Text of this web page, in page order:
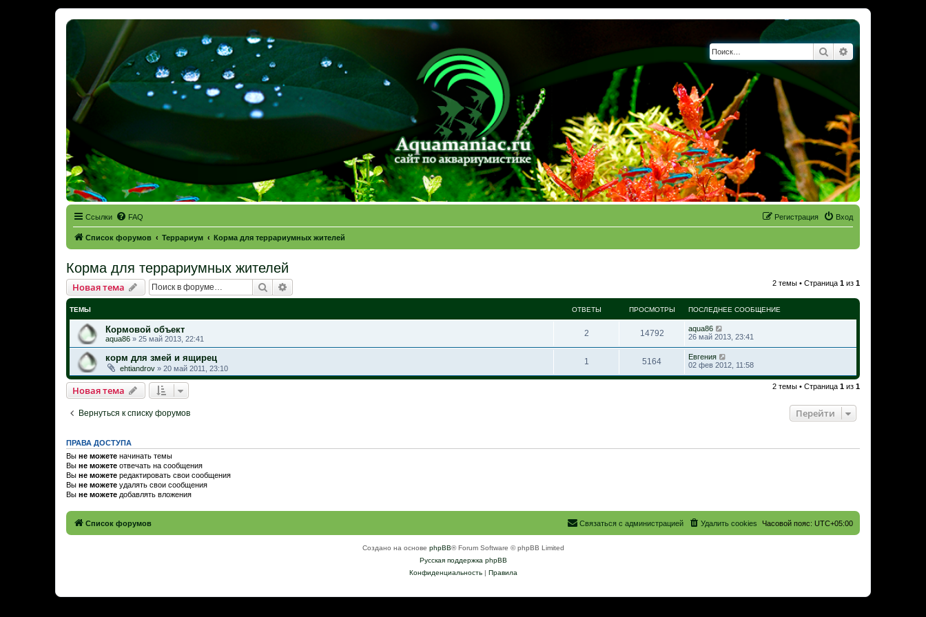
Поиск Расширенный
Ссылки FAQ Вход
Регистрация
Список форумов Террариум Корма для террариумных жителей
Корма для террариумных жителей
Новая тема Поиск 2 темы • Страница 1 из 1
ТЕМЫ ОТВЕТЫ ПРОСМОТРЫ ПОСЛЕДНЕЕ СООБЩЕНИЕ
Кормовой объект
aqua86 » 25 май 2013, 22:41
2 14792
aqua86
26 май 2013, 23:41
корм для змей и ящирец
ehtiandrov » 20 май 2011, 23:10
1 5164
Евгения
02 фев 2012, 11:58
Новая тема 2 темы • Страница 1 из 1
Вернуться к списку форумов Перейти
ПРАВА ДОСТУПА
Вы не можете начинать темы
Вы не можете отвечать на сообщения
Вы не можете редактировать свои сообщения
Вы не можете удалять свои сообщения
Вы не можете добавлять вложения
Список форумов Часовой пояс: UTC+05:00
Удалить cookies
Связаться с администрацией
Создано на основе phpBB® Forum Software © phpBB Limited
Русская поддержка phpBB
Конфиденциальность| Правила